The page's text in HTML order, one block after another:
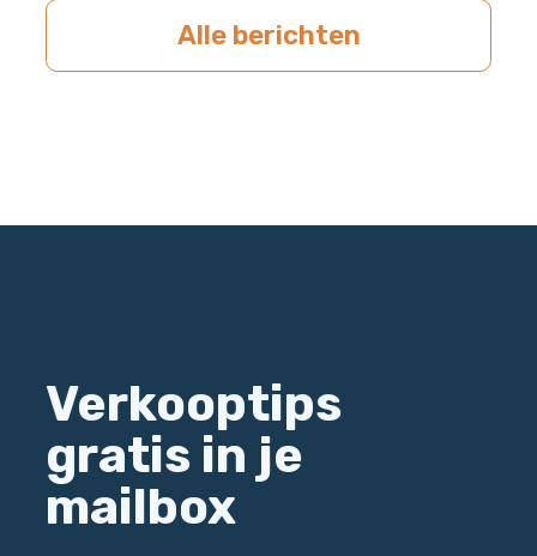
Alle berichten
Verkooptips
gratis in je
mailbox